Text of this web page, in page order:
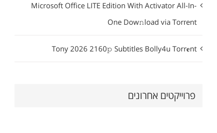
Microsoft Office LITE Edition With Activator All-In-
One Dow𝚗load via Torгent
Tony 2026 2160𝚙 Subtitles Bolly4u Torr𝐞nt
פרוייקטים אחרונים